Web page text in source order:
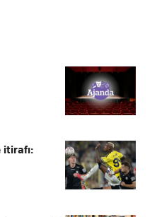
itirafı: